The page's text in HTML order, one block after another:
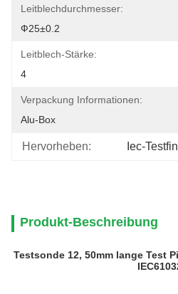
Leitblechdurchmesser:
Ф25±0.2
Leitblech-Stärke:
4
Verpackung Informationen:
Alu-Box
Hervorheben: Iec-
Produkt-Beschreibung
Testsonde 12, 50mm lange Test